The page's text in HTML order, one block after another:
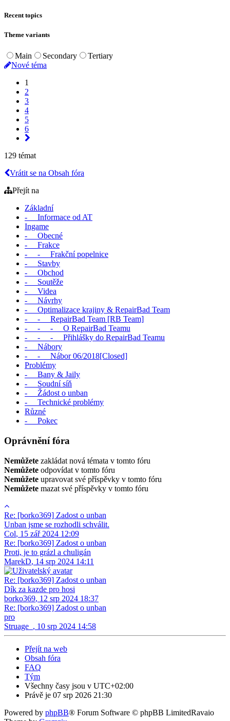
Recent topics
Theme variants
Main Secondary
Tertiary
Nové téma
1
2
3
4
5
6
129 témat
Vrátit se na Obsah fóra
Přejít na
Základní
- Informace od AT
Ingame
- Obecné
- Frakce
- - Frakční popelnice
- Stavby
- Obchod
- Soutěže
- Videa
- Návrhy
- Optimalizace krajiny & RepairBad Team
- - RepairBad Team [RB Team]
- - - O RepairBad Teamu
- - - Přihlášky do RepairBad Teamu
- Nábory
- - Nábor 06/2018[Closed]
Problémy
- Bany & Jaily
- Soudní síň
- Žádost o unban
- Technické problémy
Různé
- Pokec
Oprávnění fóra
Nemůžete zakládat nová témata v tomto fóru
Nemůžete odpovídat v tomto fóru
Nemůžete upravovat své příspěvky v tomto fóru
Nemůžete mazat své příspěvky v tomto fóru
Re: [borko369] Zadost o unban
Unban jsme se rozhodli schválit.
Col, 15 zář 2024 12:09
Re: [borko369] Zadost o unban
Proti, je to grázl a chuligán
MarekD, 14 srp 2024 14:11
Re: [borko369] Zadost o unban
Dík za kazde pro hosi
borko369, 12 srp 2024 18:37
Re: [borko369] Zadost o unban
pro
Struage_ , 10 srp 2024 14:58
Přejít na web
Obsah fóra
FAQ
Tým
Všechny časy jsou v UTC+02:00
Právě je 07 srp 2026 21:30
Powered by phpBB® Forum Software © phpBB LimitedRavaio